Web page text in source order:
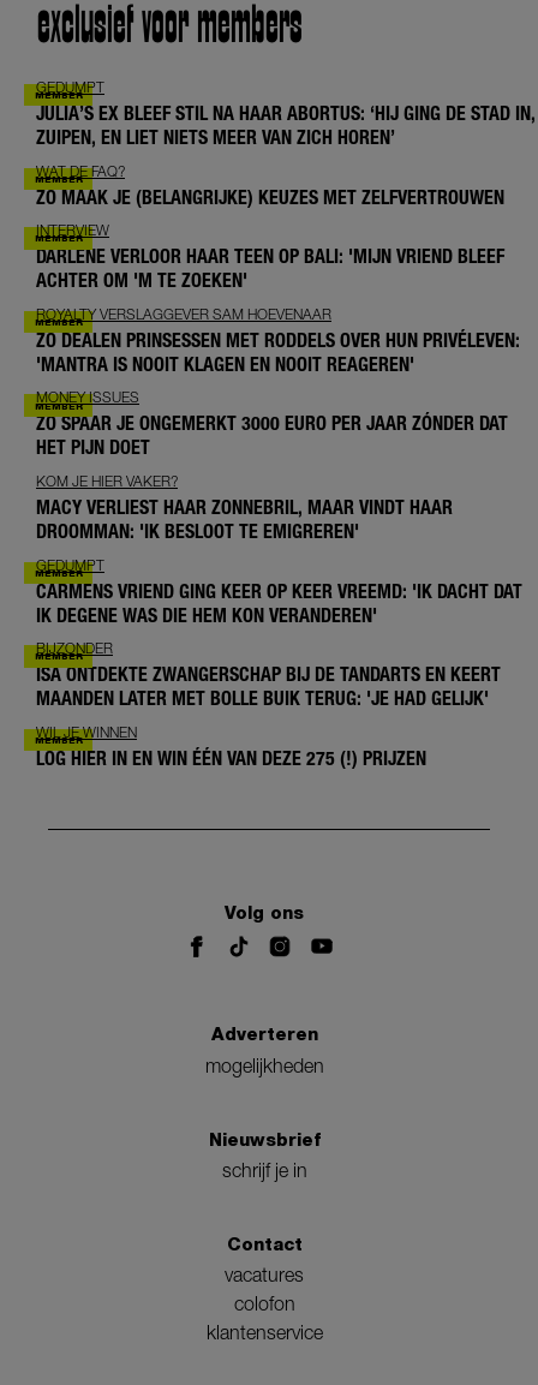
exclusief voor members
GEDUMPT
JULIA’S EX BLEEF STIL NA HAAR ABORTUS: ‘HIJ GING DE STAD IN,
ZUIPEN, EN LIET NIETS MEER VAN ZICH HOREN’
WAT DE FAQ?
ZO MAAK JE (BELANGRIJKE) KEUZES MET ZELFVERTROUWEN
INTERVIEW
DARLENE VERLOOR HAAR TEEN OP BALI: 'MIJN VRIEND BLEEF
ACHTER OM 'M TE ZOEKEN'
ROYALTY VERSLAGGEVER SAM HOEVENAAR
ZO DEALEN PRINSESSEN MET RODDELS OVER HUN PRIVÉLEVEN:
'MANTRA IS NOOIT KLAGEN EN NOOIT REAGEREN'
MONEY ISSUES
ZO SPAAR JE ONGEMERKT 3000 EURO PER JAAR ZÓNDER DAT
HET PIJN DOET
KOM JE HIER VAKER?
MACY VERLIEST HAAR ZONNEBRIL, MAAR VINDT HAAR
DROOMMAN: 'IK BESLOOT TE EMIGREREN'
GEDUMPT
CARMENS VRIEND GING KEER OP KEER VREEMD: 'IK DACHT DAT
IK DEGENE WAS DIE HEM KON VERANDEREN'
BIJZONDER
ISA ONTDEKTE ZWANGERSCHAP BIJ DE TANDARTS EN KEERT
MAANDEN LATER MET BOLLE BUIK TERUG: 'JE HAD GELIJK'
WIL JE WINNEN
LOG HIER IN EN WIN ÉÉN VAN DEZE 275 (!) PRIJZEN
Volg ons
Adverteren
mogelijkheden
Nieuwsbrief
schrijf je in
Contact
vacatures
colofon
klantenservice